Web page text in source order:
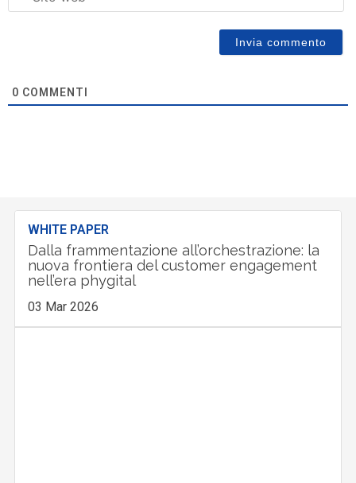
0 COMMENTI
WHITE PAPER
Dalla frammentazione all’orchestrazione: la
nuova frontiera del customer engagement
nell’era phygital
03 Mar 2026